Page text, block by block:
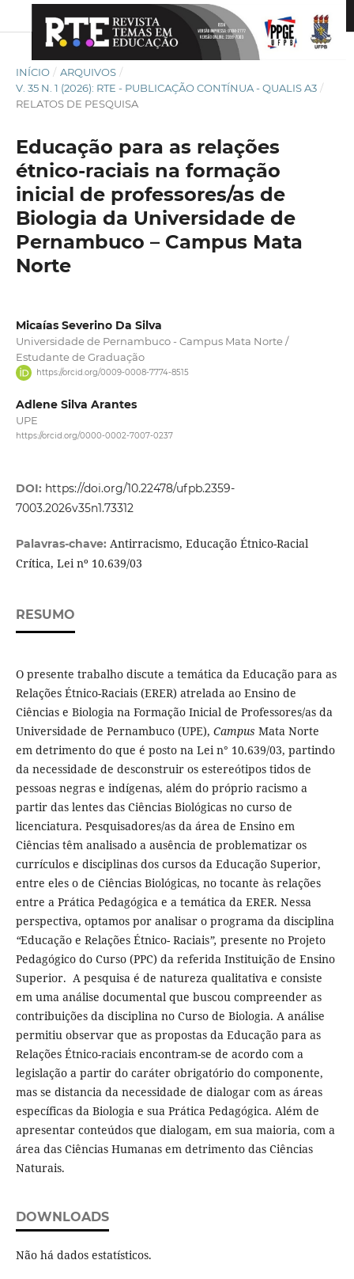
INÍCIO / ARQUIVOS /
V. 35 N. 1 (2026): RTE - PUBLICAÇÃO CONTÍNUA - QUALIS A3 /
RELATOS DE PESQUISA
Educação para as relações
étnico-raciais na formação
inicial de professores/as de
Biologia da Universidade de
Pernambuco – Campus Mata
Norte
Micaías Severino Da Silva
Universidade de Pernambuco - Campus Mata Norte /
Estudante de Graduação
https://orcid.org/0009-0008-7774-8515
Adlene Silva Arantes
UPE
https://orcid.org/0000-0002-7007-0237
DOI: https://doi.org/10.22478/ufpb.2359-
7003.2026v35n1.73312
Palavras-chave: Antirracismo, Educação Étnico-Racial
Crítica, Lei nº 10.639/03
RESUMO
O presente trabalho discute a temática da Educação para as
Relações Étnico-Raciais (ERER) atrelada ao Ensino de
Ciências e Biologia na Formação Inicial de Professores/as da
Universidade de Pernambuco (UPE), Campus Mata Norte
em detrimento do que é posto na Lei n° 10.639/03, partindo
da necessidade de desconstruir os estereótipos tidos de
pessoas negras e indígenas, além do próprio racismo a
partir das lentes das Ciências Biológicas no curso de
licenciatura. Pesquisadores/as da área de Ensino em
Ciências têm analisado a ausência de problematizar os
currículos e disciplinas dos cursos da Educação Superior,
entre eles o de Ciências Biológicas, no tocante às relações
entre a Prática Pedagógica e a temática da ERER. Nessa
perspectiva, optamos por analisar o programa da disciplina
“Educação e Relações Étnico- Raciais”, presente no Projeto
Pedagógico do Curso (PPC) da referida Instituição de Ensino
Superior. A pesquisa é de natureza qualitativa e consiste
em uma análise documental que buscou compreender as
contribuições da disciplina no Curso de Biologia. A análise
permitiu observar que as propostas da Educação para as
Relações Étnico-raciais encontram-se de acordo com a
legislação a partir do caráter obrigatório do componente,
mas se distancia da necessidade de dialogar com as áreas
específicas da Biologia e sua Prática Pedagógica. Além de
apresentar conteúdos que dialogam, em sua maioria, com a
área das Ciências Humanas em detrimento das Ciências
Naturais.
DOWNLOADS
Não há dados estatísticos.